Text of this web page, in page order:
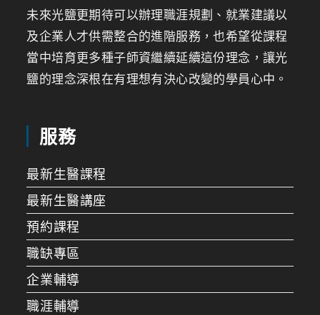
未來光鹽更期待可以辦理職涯規劃、就業建議以
及企業人才供需整合的進階服務，也希望從課程
當中培育更多種子師資繼續延續這份理念，讓光
鹽的理念深根在有理想有決心改變的學員心中。
服務
最新生醫課程
最新生醫講座
預約課程
職缺專區
企業輔導
職涯輔導